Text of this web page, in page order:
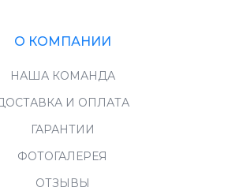
О КОМПАНИИ
НАША КОМАНДА
И ОПЛАТА
ГАРАНТИИ
ФОТОГАЛЕРЕЯ
ОТЗЫВЫ